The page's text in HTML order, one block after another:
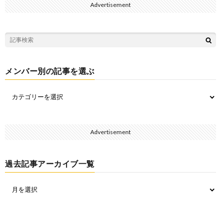
Advertisement
メンバー別の記事を選ぶ
Advertisement
過去記事アーカイブ一覧